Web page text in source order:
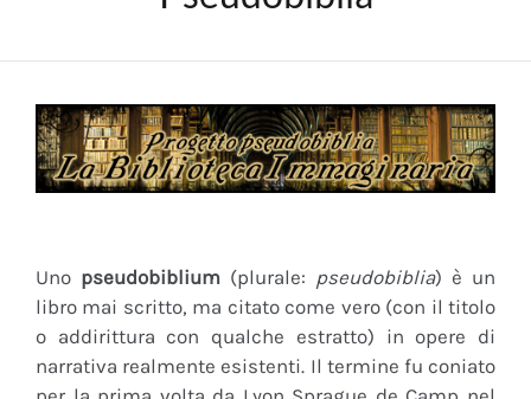
Uno pseudobiblium (plurale: pseudobiblia) è un
libro mai scritto, ma citato come vero (con il titolo
o addirittura con qualche estratto) in opere di
narrativa realmente esistenti. Il termine fu coniato